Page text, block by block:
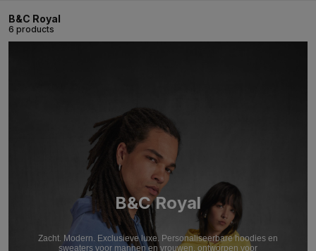
B&C Royal
6 products
B&C Royal
Zacht. Modern. Exclusieve luxe. Personaliseerbare hoodies en
sweaters voor mannen en vrouwen, ontworpen voor